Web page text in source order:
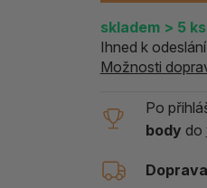
skladem> 5 ks
Ihned k
Možnosti
Po
body do